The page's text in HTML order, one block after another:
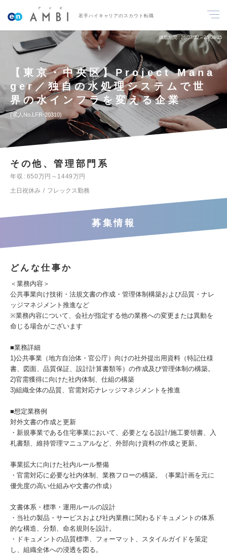
若手ハイキャリアのスカウト転職
掲載期間 26/07/22～26/09/15
【東京・中央区】Project Mana
ger／独自の水処理システムで世
界の水インフラを変える企業
求人No.LFR-20310
その他、管理部門系
年収
650万円～1449万円
土日祝休み
フレックス勤務
募集情報
どんな仕事か
＜業務内容＞
公共事業向け技術・法規文書の作成・管理体制構築および品質・ナレ
ッジマネジメント推進など
※業務内容について、会社が指定する他の業務への変更または異動を
命じる場合がございます
■業務詳細
1)公共事業（地方自治体・官公庁）向けの社外提出用資料（特記仕様
書、図面、品質保証、設計計算書類等）の作成及び管理体制の構築。
2)官需獲得に向けた社内体制、仕組の構築
3)組織全体の品質、官需対応ナレッジマネジメントを推進
■想定業務例
対外文書の作成と更新
・新規事業である住宅事業において、必要となる設計/施工要領書、入
札書類、維持管理マニュアルなど、外部向け資料の作成と更新。
事業拡大に向けた社内ルール整備
・官需対応に必要な社内体制、業務フローの構築。（事業計画を元に
優先度の高い仕組みや文書の作成）
文書体系・標準・運用ルールの設計
・当社の製品・サービスおよび社内業務に関わるドキュメントの体系
的な構造、分類、命名規則を設計。
・ドキュメントの品質標準、フォーマット、スタイルガイドを策定
し、組織全体への浸透を図る。